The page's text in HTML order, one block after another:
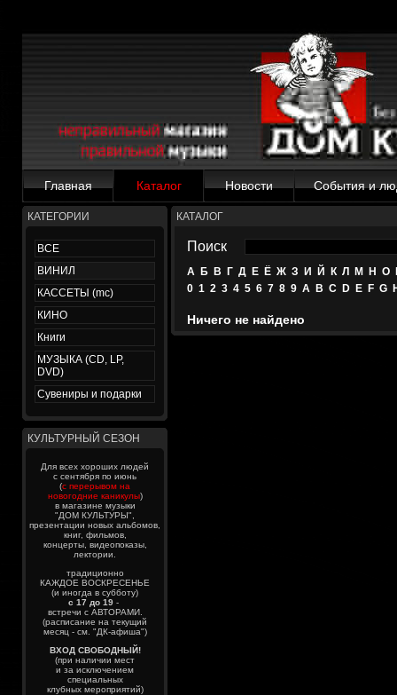
Главная Каталог Новости События и
КАТЕГОРИИ
ВСЕ
ВИНИЛ
КАССЕТЫ (mc)
КИНО
Книги
МУЗЫКА (CD, LP,
DVD)
Сувениры и подарки
КУЛЬТУРНЫЙ СЕЗОН
Для всех хороших людей
с сентября по июнь
(с перерывом на
новогодние каникулы)
в магазине музыки
"ДОМ КУЛЬТУРЫ",
презентации новых альбомов,
книг, фильмов,
концерты, видеопоказы,
лектории.
традиционно
КАЖДОЕ ВОСКРЕСЕНЬЕ
(и иногда в субботу)
с 17 до 19 -
встречи с АВТОРАМИ.
(расписание на текущий
месяц - см. "ДК-афиша")
ВХОД СВОБОДНЫЙ!
(при наличии мест
и за исключением
специальных
клубных мероприятий)
КАТАЛОГ
Поиск
А Б В Г Д Е Ё Ж З И Й К Л М Н О
0 1 2 3 4 5 6 7 8 9 A B C D E F G
Ничего не найдено